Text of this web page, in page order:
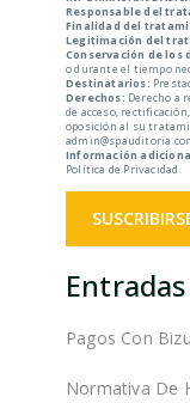
Responsable del
Finalidad del
Legitimación del
Conservación de los
o durante el tiempo
Destinatarios:
Derechos: Derecho a
de acceso,
oposición al su
Información
Política de Privacidad.
Pagos Con
Normativa De